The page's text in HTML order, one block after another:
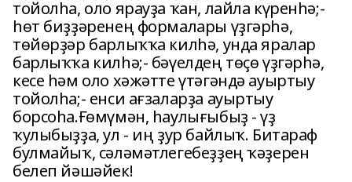
тойолһа, оло ярауҙа ҡан, лайла күренһә;-
һөт биҙҙәренең формалары үҙгәрһә,
төйөрҙәр барлыҡҡа килһә, унда яралар
барлыҡҡа килһә;- бәүелдең төҫө үҙгәрһә,
кесе һәм оло хәжәтте үтәгәндә ауыртыу
тойолһа;- енси ағзаларҙа ауыртыу
борсоһа.Ғөмүмән, һаулығыбыҙ - үҙ
ҡулыбыҙҙа, ул - иң ҙур байлыҡ. Битараф
булмайыҡ, сәләмәтлегебеҙҙең ҡәҙерен
белеп йәшәйек!